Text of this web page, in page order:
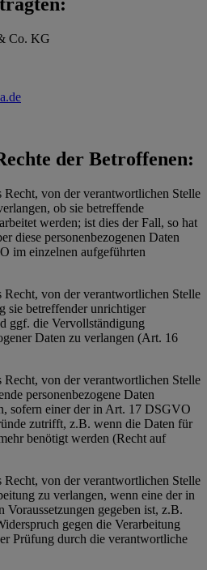
Co. KG
der Betroffenen:
Recht, von der verantwortlichen Stelle
ob sie betreffende
werden; ist dies der Fall, so hat
diese personenbezogenen Daten
im einzelnen aufgeführten
Recht, von der verantwortlichen Stelle
sie betreffender unrichtiger
ggf. die Vervollständigung
Daten zu verlangen (Art. 16
Recht, von der verantwortlichen Stelle
personenbezogene Daten
sofern einer der in Art. 17 DSGVO
zutrifft, z.B. wenn die Daten für
benötigt werden (Recht auf
Recht, von der verantwortlichen Stelle
zu verlangen, wenn eine der in
gegeben ist, z.B.
gegen die Verarbeitung
Prüfung durch die verantwortliche